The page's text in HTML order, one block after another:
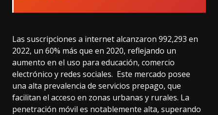
Las suscripciones a internet alcanzaron 992,293 en
2022, un 60% más que en 2020, reflejando un
aumento en el uso para educación, comercio
electrónico y redes sociales. Este mercado posee
una alta prevalencia de servicios prepago, que
facilitan el acceso en zonas urbanas y rurales. La
penetración móvil es notablemente alta, superando